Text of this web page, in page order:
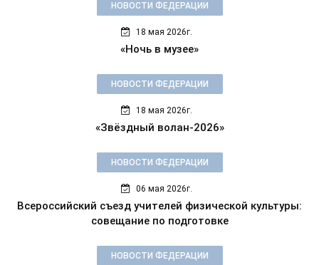
НОВОСТИ ФЕДЕРАЦИИ
18 мая 2026г.
«Ночь в музее»
НОВОСТИ ФЕДЕРАЦИИ
18 мая 2026г.
«Звёздный волан-2026»
НОВОСТИ ФЕДЕРАЦИИ
06 мая 2026г.
Всероссийский съезд учителей физической культуры:
совещание по подготовке
НОВОСТИ ФЕДЕРАЦИИ